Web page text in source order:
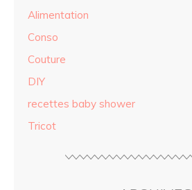
Alimentation
Conso
Couture
DIY
recettes baby shower
Tricot